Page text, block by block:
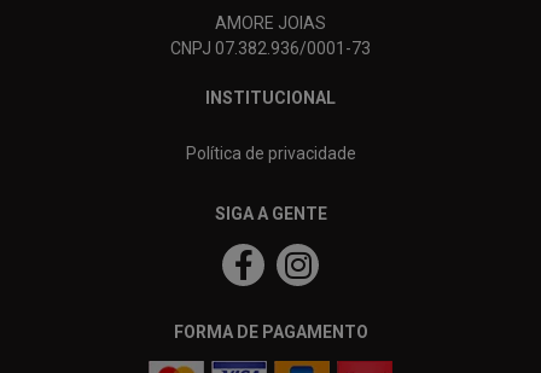
AMORE JOIAS
CNPJ 07.382.936/0001-73
INSTITUCIONAL
Política de privacidade
SIGA A GENTE
FORMA DE PAGAMENTO